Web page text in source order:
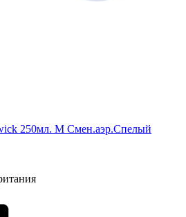
250мл. М Смен.аэр.Спелый